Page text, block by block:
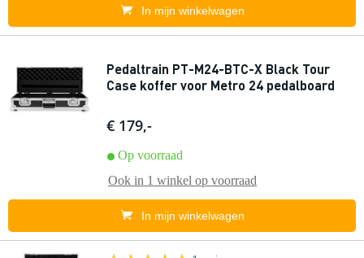
In mijn winkelwagen
Pedaltrain PT-M24-BTC-X Black Tour
Case koffer voor Metro 24 pedalboard
€ 179,-
Op voorraad
Ook in 1 winkel op voorraad
In mijn winkelwagen